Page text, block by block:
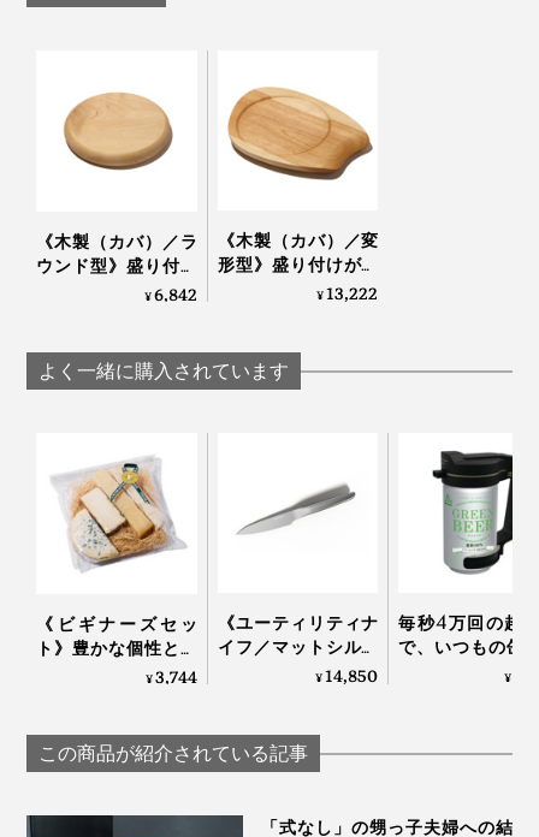
《木製（カバ）／ラ
ウンド型》盛り付け
が見違えて、会話が
¥6,842
《木製（カバ）／変
形型》盛り付けが見
違えて、会話が弾む
¥13,222
よく一緒に購入されています
《ビギナーズセッ
ト》豊かな個性と食
べやすさが両立する
｜Fermier フェルミエ
¥3,744
《ユーティリティナ
イフ／マットシルバ
ー》0.3mmの極薄刃
に便利な小回りのき
く「小型包丁（刃渡
¥14,850
毎秒4万回の超
で、いつもの缶
ルからクリーミ
¥
この商品が紹介されている記事
「式なし」の甥っ子夫婦への結